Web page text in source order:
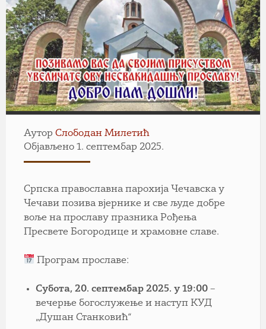
Аутор Слободан Милетић
Објављено 1. септембар 2025.
Српска православна парохија Чечавска у
Чечави позива вјернике и све људе добре
воље на прославу празника Рођења
Пресвете Богородице и храмовне славе.
Програм прославе:
Субота, 20. септембар 2025. у 19:00 –
вечерње богослужење и наступ КУД
„Душан Станковић“